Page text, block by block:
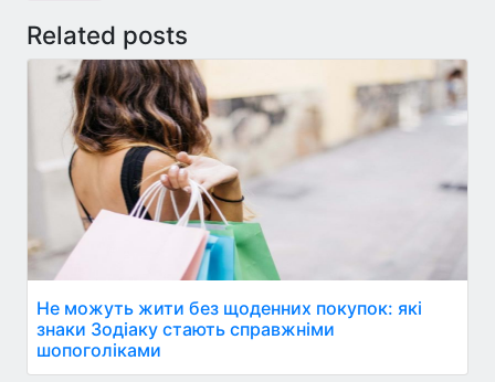
Related posts
Не можуть жити без щоденних покупок: які
знаки Зодіаку стають справжніми
шопоголіками